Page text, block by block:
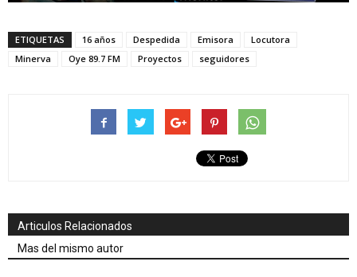
ETIQUETAS 16 años Despedida Emisora
Locutora
Minerva
Oye 89.7 FM Proyectos seguidores
Articulos Relacionados
Mas del mismo autor